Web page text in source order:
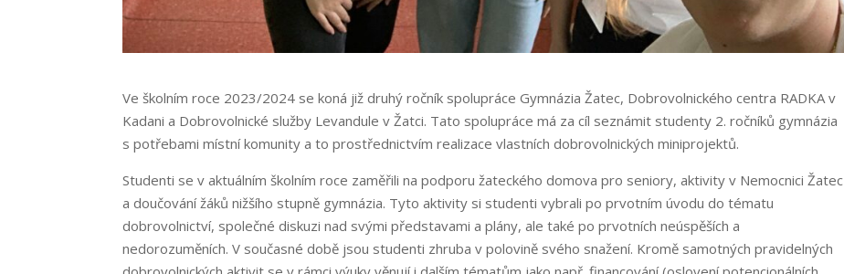
Ve školním roce 2023/2024 se koná již druhý ročník spolupráce Gymnázia Žatec, Dobrovolnického centra RADKA v
Kadani a Dobrovolnické služby Levandule v Žatci. Tato spolupráce má za cíl seznámit studenty 2. ročníků gymnázia
s potřebami místní komunity a to prostřednictvím realizace vlastních dobrovolnických miniprojektů.
Studenti se v aktuálním školním roce zaměřili na podporu žateckého domova pro seniory, aktivity v Nemocnici Žatec
a doučování žáků nižšího stupně gymnázia. Tyto aktivity si studenti vybrali po prvotním úvodu do tématu
dobrovolnictví, společné diskuzi nad svými představami a plány, ale také po prvotních neúspěších a
nedorozuměních. V současné době jsou studenti zhruba v polovině svého snažení. Kromě samotných pravidelných